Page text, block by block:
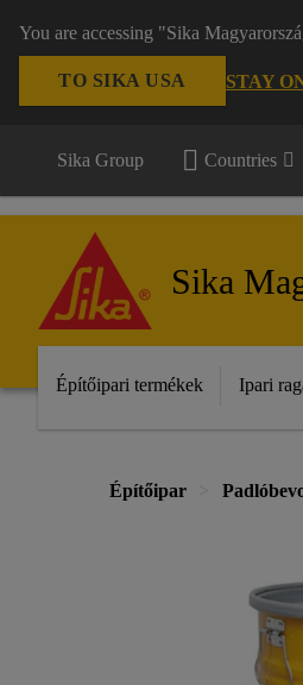
You are accessing "Sika
TO SIKA USA STAY
Sika Group Countries
Sika
Építőipari termékek Ipari
Építőipar